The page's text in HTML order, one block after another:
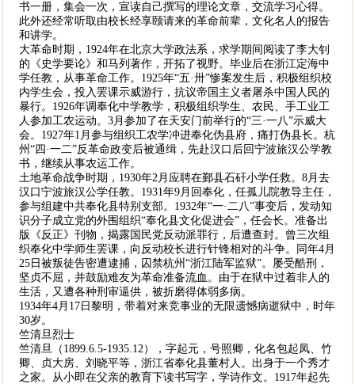
书一册，集会一次，宣读自己撰写的理论文章，交流学习心得。
此外还经常听取由校长经享颐请来的革命前辈，文化名人的报告
和讲学。
大革命时期，1924年在北京大学政法系，求学期间阅读了李大钊
的《史学要论》和马列著作，开拓了视野。毕业后在浙江定海中
学任教，从事革命工作。1925年“五·卅”惨案发生后，积极组织校
内学生会，投入罢课示威游行，抗议帝国主义者屠杀中国人民的
暴行。1926年调奉化中学教学，积极组织学生、农民、手工业工
人参加工农运动。3月参加了在天安门前举行的“三·一八”示威大
会。1927年1月参与组织工农学冲进奉化伪县府，痛打伪县长。杭
州“四·一二”反革命政变后被通缉，先赴汉口后回宁波旅汉公学教
书，继续从事农运工作。
土地革命战争时期，1930年2月应聘在鄞县石矸小学任救。8月去
汉口宁波旅汉公学任教。1931年9月回奉化，任孤儿院教导主任，
参与组建中共奉化县特别支部。1932年“一·二八”事变后，发动知
识分子成立党的外围组织“奉化县文化促进会”，任会长。准备出
版《反正》刊物，揭露国民党反动派罪行，后遭查封。曾三次组
织奉化中学师生罢课，向反动校长进行针锋相对的斗争。同年4月
25日被叛徒告密遭逮捕，囚禁杭州“浙江陆军监狱”。屡受酷刑，
坚贞不屈，并鼓励难友为革命准备流血。由于在狱中过着非人的
生活，又遭各种刑审逼供，被折磨得体弱多病。
1934年4月17日黎明，带着对来竞事业的无限遗憾病逝狱中，时年
30岁。
竺清旦烈士
竺清旦（1899.6.5-1935.12），字起元，号照卿，化名包起凤、竹
卿、贞大房、刘晓平等，浙江省奉化县董村人。出身于一个秀才
之家。从小即在父亲的教育下读书写字，学诗作文。1917年起先